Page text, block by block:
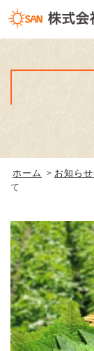
ホーム お知ら
て